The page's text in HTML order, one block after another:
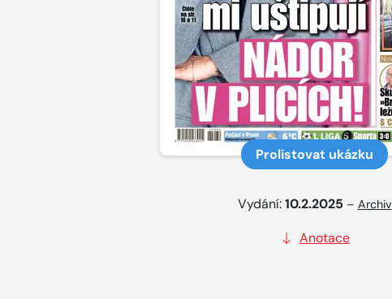
Prolistovat ukázku
Vydání:10.2.2025 – Archiv
Anotace